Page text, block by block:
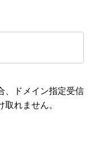
、ドメイン指定受信
れません。